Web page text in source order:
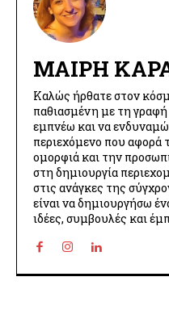
ΜΑΊΡΗ
Καλώς ήρθατε στον
παθιασμένη με τη
εμπνέω και να
περιεχόμενο που αφορά
ομορφιά και την
στη δημιουργία
στις ανάγκες της
είναι να δημιουργήσω
ιδέες, συμβουλές και